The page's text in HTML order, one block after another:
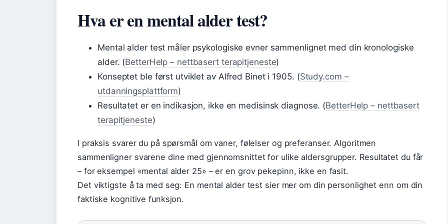
Hva er en mental alder test?
Mental alder test måler psykologiske evner sammenlignet med din kronologiske
alder. (BetterHelp – nettbasert terapitjeneste)
Konseptet ble først utviklet av Alfred Binet i 1905. (Study.com –
utdanningsplattform)
Resultatet er en indikasjon, ikke en medisinsk diagnose. (BetterHelp – nettbasert
terapitjeneste)
I praksis svarer du på spørsmål om vaner, følelser og preferanser. Algoritmen
sammenligner svarene dine med gjennomsnittet for ulike aldersgrupper. Resultatet du får
– for eksempel «mental alder 25» – er en grov pekepinn, ikke en fasit.
Det viktigste å ta med seg: En mental alder test sier mer om din personlighet enn om din
faktiske kognitive funksjon.